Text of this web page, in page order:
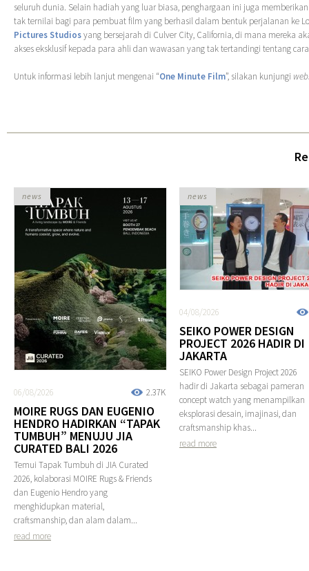
seluruh dunia. Selain hadiah yang luar biasa, penghargaan ini juga
tak ternilai bagi para pembuat film yang berhasil dalam bentuk perjalanan ke
Pictures Studiosyang bersejarah di Culver City, California, di mana mereka
akses eksklusif kepada para ahli dan wawasan yang tak tertandingi tentang
Untuk informasi lebih lanjut mengenai “One Minute Film”, silakan kunjungi
2.37K
06/08/2026
MOIRE RUGS DAN EUGENIO
HENDRO HADIRKAN “TAPAK
TUMBUH” MENUJU JIA
CURATED BALI 2026
Temui Tapak Tumbuh di JIA Curated
2026, kolaborasi MOIRE Rugs & Friends
dan Eugenio Hendro yang
menghidupkan material,
craftsmanship, dan alam dalam...
read more
news
04/08/2026
SEIKO POWER DESIGN
PROJECT 2026 HADIR DI
JAKARTA
SEIKO Power Design Project 2026
hadir di Jakarta sebagai pameran
concept watch yang menampilkan
eksplorasi desain, imajinasi, dan
craftsmanship khas...
read more
news